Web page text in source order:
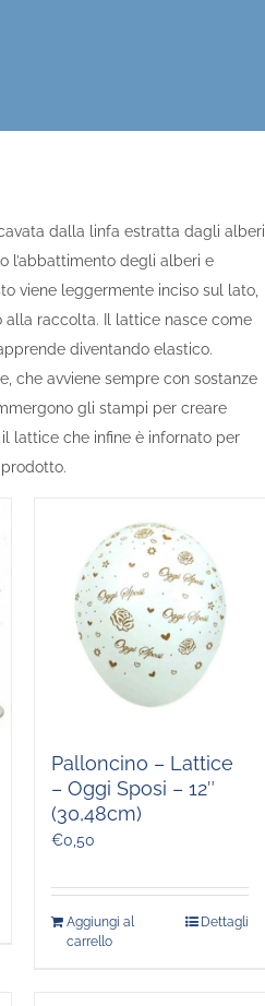
dalla linfa estratta dagli alberi
l’abbattimento degli alberi e
viene leggermente inciso sul lato,
alla raccolta. Il lattice nasce come
diventando elastico.
che avviene sempre con sostanze
gli stampi per creare
lattice che infine è infornato per
Palloncino – Lattice
– Oggi Sposi – 12″
(30,48cm)
€0,50
Aggiungi al
carrello
Dettagli